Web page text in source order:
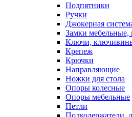
Подпятники
Ручки
Джокерная
Замки мебельные,
Ключи,
Крепеж
Крючки
Направляющие
Ножки для стола
Опоры колесные
Опоры мебельные
Петли
Полкодержатели,